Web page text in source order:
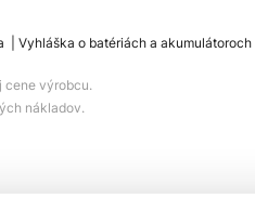
Vyhláška o batériách a akumulátoroch
cene výrobcu.
nákladov.